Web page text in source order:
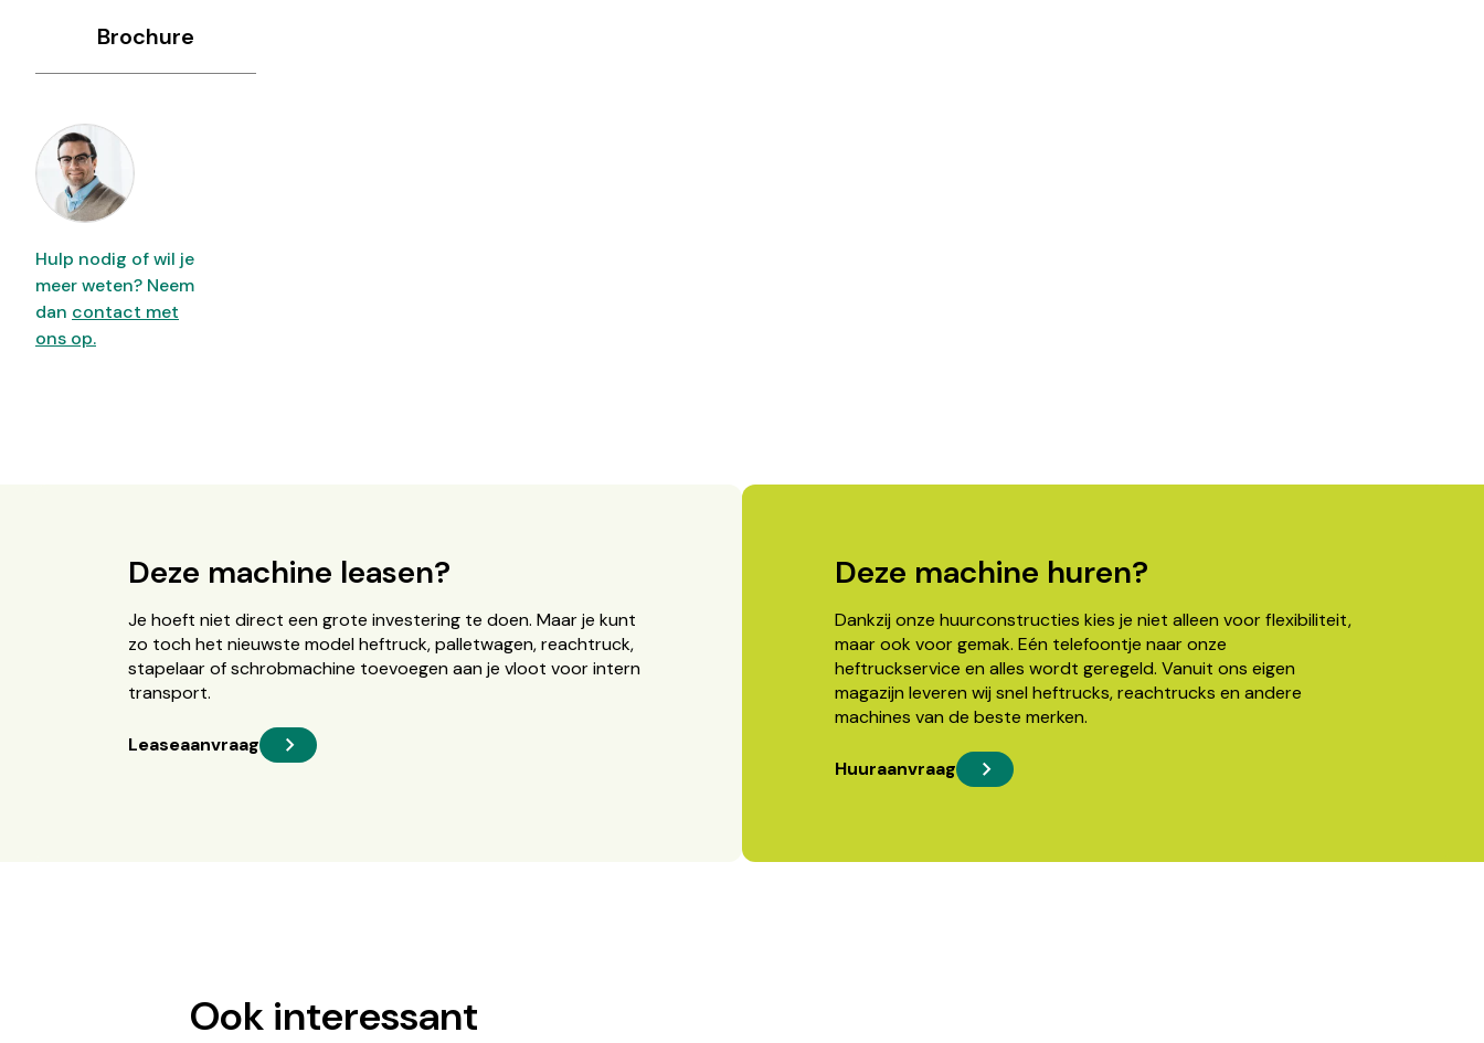
Hulp nodig of wil je
meer weten? Neem
dan contact met
ons op.
Brochure
Deze machine leasen?
Je hoeft niet direct een grote investering te doen. Maar je kunt
zo toch het nieuwste model heftruck, palletwagen, reachtruck,
stapelaar of schrobmachine toevoegen aan je vloot voor intern
transport.
Leaseaanvraag
Deze machine huren?
Dankzij onze huurconstructies kies je niet alleen voor flexibiliteit,
maar ook voor gemak. Eén telefoontje naar onze
heftruckservice en alles wordt geregeld. Vanuit ons eigen
magazijn leveren wij snel heftrucks, reachtrucks en andere
machines van de beste merken.
Huuraanvraag
Ook interessant